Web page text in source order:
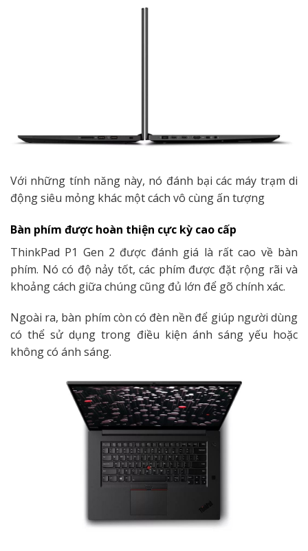
Với những tính năng này, nó đánh bại các máy trạm di
động siêu mỏng khác một cách vô cùng ấn tượng
Bàn phím được hoàn thiện cực kỳ cao cấp
ThinkPad P1 Gen 2 được đánh giá là rất cao về bàn
phím. Nó có độ nảy tốt, các phím được đặt rộng rãi và
khoảng cách giữa chúng cũng đủ lớn để gõ chính xác.
Ngoài ra, bàn phím còn có đèn nền để giúp người dùng
có thể sử dụng trong điều kiện ánh sáng yếu hoặc
không có ánh sáng.